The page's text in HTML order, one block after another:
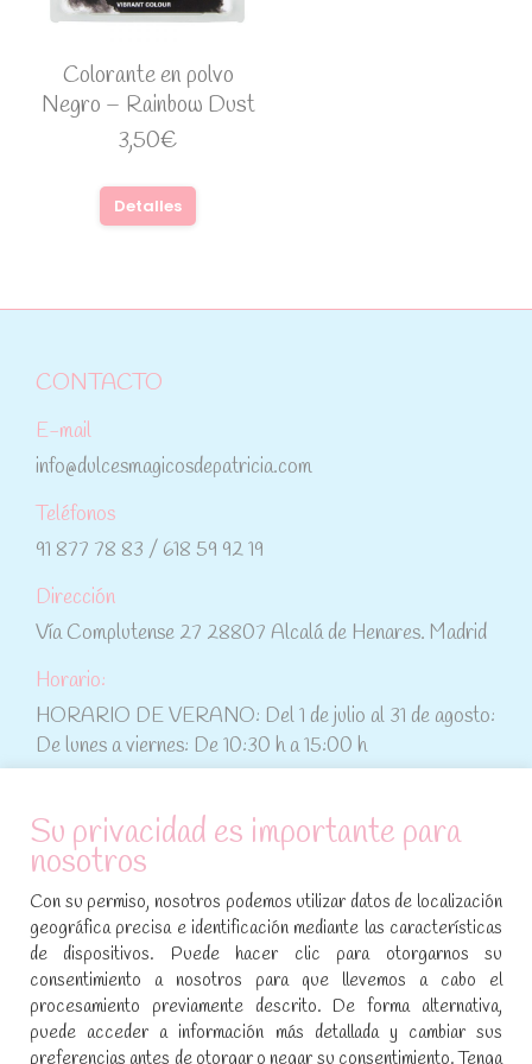
Colorante en polvo
Negro – Rainbow Dust
3,50€
Detalles
CONTACTO
E-mail
info@dulcesmagicosdepatricia.com
Teléfonos
91 877 78 83 / 618 59 92 19
Dirección
Vía Complutense 27 28807 Alcalá de Henares. Madrid
Horario:
HORARIO DE VERANO: Del 1 de julio al 31 de agosto:
De lunes a viernes: De 10:30 h a 15:00 h
ATENCIÓN AL CLIENTE
Condiciones de compra
Aviso legal y política de privacidad
Política de cookies
SÍGUENOS EN REDES SOCIALES
Su privacidad es importante para
nosotros
Con su permiso, nosotros podemos utilizar datos de localización
geográfica precisa e identificación mediante las características
de dispositivos. Puede hacer clic para otorgarnos su
consentimiento a nosotros para que llevemos a cabo el
procesamiento previamente descrito. De forma alternativa,
puede acceder a información más detallada y cambiar sus
preferencias antes de otorgar o negar su consentimiento. Tenga